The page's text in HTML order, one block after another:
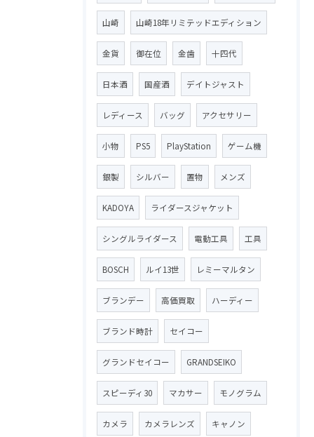
山崎 山崎18年リミテッドエディション
金貨 御在位 金歯 十四代
日本酒 国産酒 デイトジャスト
レディース バッグ アクセサリー
小物 PS5 PlayStation ゲーム機
銀製 シルバー 置物 メンズ
KADOYA ライダースジャケット
シングルライダース 電動工具 工具
BOSCH ルイ13世 レミーマルタン
ブランデー 高価買取 ハーディー
ブランド時計 セイコー
グランドセイコー GRANDSEIKO
スピーディ30 マカサー モノグラム
カメラ カメラレンズ キャノン